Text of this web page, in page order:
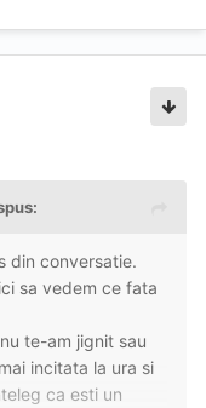
din conversatie.
sa vedem ce fata
te-am jignit sau
incitata la ura si
ca esti un